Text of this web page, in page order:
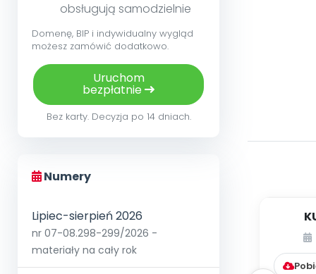
obsługują samodzielnie
Domenę, BIP i indywidualny wygląd
możesz zamówić dodatkowo.
Uruchom
bezpłatnie
Bez karty. Decyzja po 14 dniach.
Numery
Lipiec-sierpień 2026
nr 07-08.298-299/2026 -
materiały na cały rok